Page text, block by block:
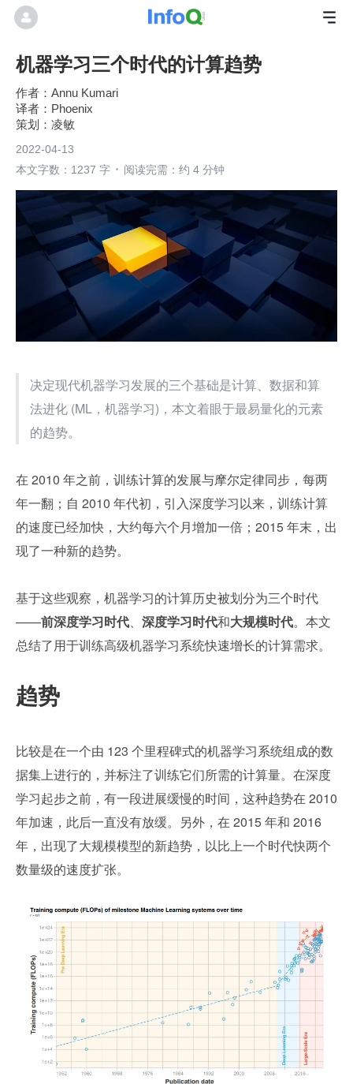
机器学习三个时代的计算趋势
Annu Kumari
Phoenix
凌敏
2022-04-13
本文字数：1237 字
阅读完需：约 4 分钟
决定现代机器学习发展的三个基础是计算、数据和算
法进化 (ML，机器学习)，本文着眼于最易量化的元素
的趋势。
在 2010 年之前，训练计算的发展与摩尔定律同步，每两
年一翻；自 2010 年代初，引入深度学习以来，训练计算
的速度已经加快，大约每六个月增加一倍；2015 年末，出
现了一种新的趋势。
基于这些观察，机器学习的计算历史被划分为三个时代
——前深度学习时代、 深度学习时代和大规模时代。本文
总结了用于训练高级机器学习系统快速增长的计算需求。
趋势
比较是在一个由 123 个里程碑式的机器学习系统组成的数
据集上进行的，并标注了训练它们所需的计算量。在深度
学习起步之前，有一段进展缓慢的时间，这种趋势在 2010
年加速，此后一直没有放缓。另外，在 2015 年和 2016
年，出现了大规模模型的新趋势，以比上一个时代快两个
数量级的速度扩张。